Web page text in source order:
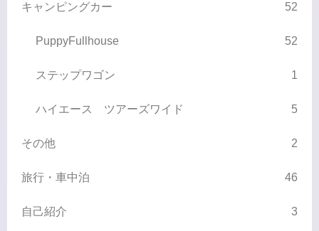
キャンピングカー 52
PuppyFullhouse 52
ステップワゴン 1
ハイエース ツアーズワイド 5
その他 2
旅行・車中泊 46
自己紹介 3